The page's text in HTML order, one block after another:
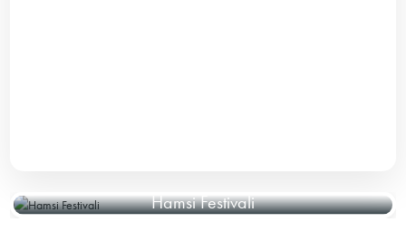
Hamsi Festivali